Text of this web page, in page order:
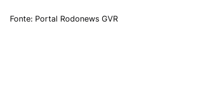
Fonte: Portal Rodonews GVR